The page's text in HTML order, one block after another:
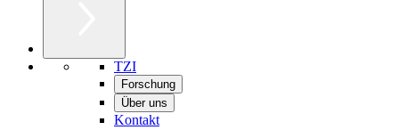
TZI
Forschung
Über uns
Kontakt